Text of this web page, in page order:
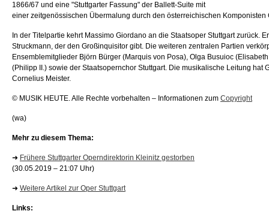
1866/67 und eine "Stuttgarter Fassung" der Ballett-Suite mit
einer zeitgenössischen Übermalung durch den österreichischen Komponisten
In der Titelpartie kehrt Massimo Giordano an die Staatsoper Stuttgart zurück.
Struckmann, der den Großinquisitor gibt. Die weiteren zentralen Partien
Ensemblemitglieder Björn Bürger (Marquis von Posa), Olga Busuioc
(Philipp II.) sowie der Staatsopernchor Stuttgart. Die musikalische Leitung hat
Cornelius Meister.
© MUSIK HEUTE. Alle Rechte vorbehalten – Informationen zum Copyright
(wa)
Mehr zu diesem Thema:
➜ Frühere Stuttgarter Operndirektorin Kleinitz gestorben
(30.05.2019 – 21:07 Uhr)
➜ Weitere Artikel zur Oper Stuttgart
Links: